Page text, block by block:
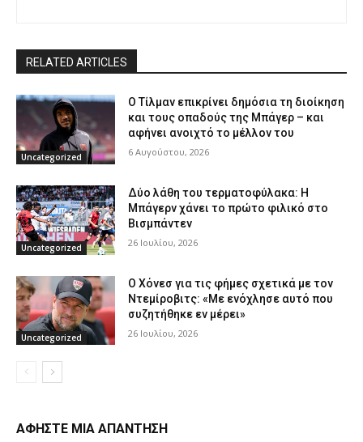
RELATED ARTICLES
Uncategorized
Ο Τίλμαν επικρίνει δημόσια τη διοίκηση
και τους οπαδούς της Μπάγερ – και
αφήνει ανοιχτό το μέλλον του
6 Αυγούστου, 2026
Uncategorized
Δύο λάθη του τερματοφύλακα: Η
Μπάγερν χάνει το πρώτο φιλικό στο
Βισμπάντεν
26 Ιουλίου, 2026
Uncategorized
Ο Χόνεσ για τις φήμες σχετικά με τον
Ντεμίροβιτς: «Με ενόχλησε αυτό που
συζητήθηκε εν μέρει»
26 Ιουλίου, 2026
ΑΦΗΣΤΕ ΜΙΑ ΑΠΑΝΤΗΣΗ